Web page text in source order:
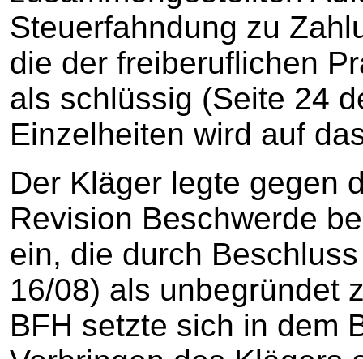
Steuerfahndung zu
die der freiberuflichen
als schlüssig (Seite 24
Einzelheiten wird auf
Der Kläger legte gegen
Revision Beschwerde
ein, die durch
16/08) als unbegründet
BFH setzte sich in dem